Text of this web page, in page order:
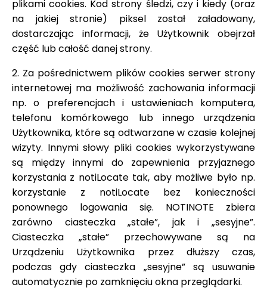
plikami cookies. Kod strony śledzi, czy i kiedy (oraz
na jakiej stronie) piksel został załadowany,
dostarczając informacji, że Użytkownik obejrzał
część lub całość danej strony.
2. Za pośrednictwem plików cookies serwer strony
internetowej ma możliwość zachowania informacji
np. o preferencjach i ustawieniach komputera,
telefonu komórkowego lub innego urządzenia
Użytkownika, które są odtwarzane w czasie kolejnej
wizyty. Innymi słowy pliki cookies wykorzystywane
są między innymi do zapewnienia przyjaznego
korzystania z notiLocate tak, aby możliwe było np.
korzystanie z notiLocate bez konieczności
ponownego logowania się. NOTINOTE zbiera
zarówno ciasteczka „stałe”, jak i „sesyjne”.
Ciasteczka „stałe” przechowywane są na
Urządzeniu Użytkownika przez dłuższy czas,
podczas gdy ciasteczka „sesyjne” są usuwanie
automatycznie po zamknięciu okna przeglądarki.